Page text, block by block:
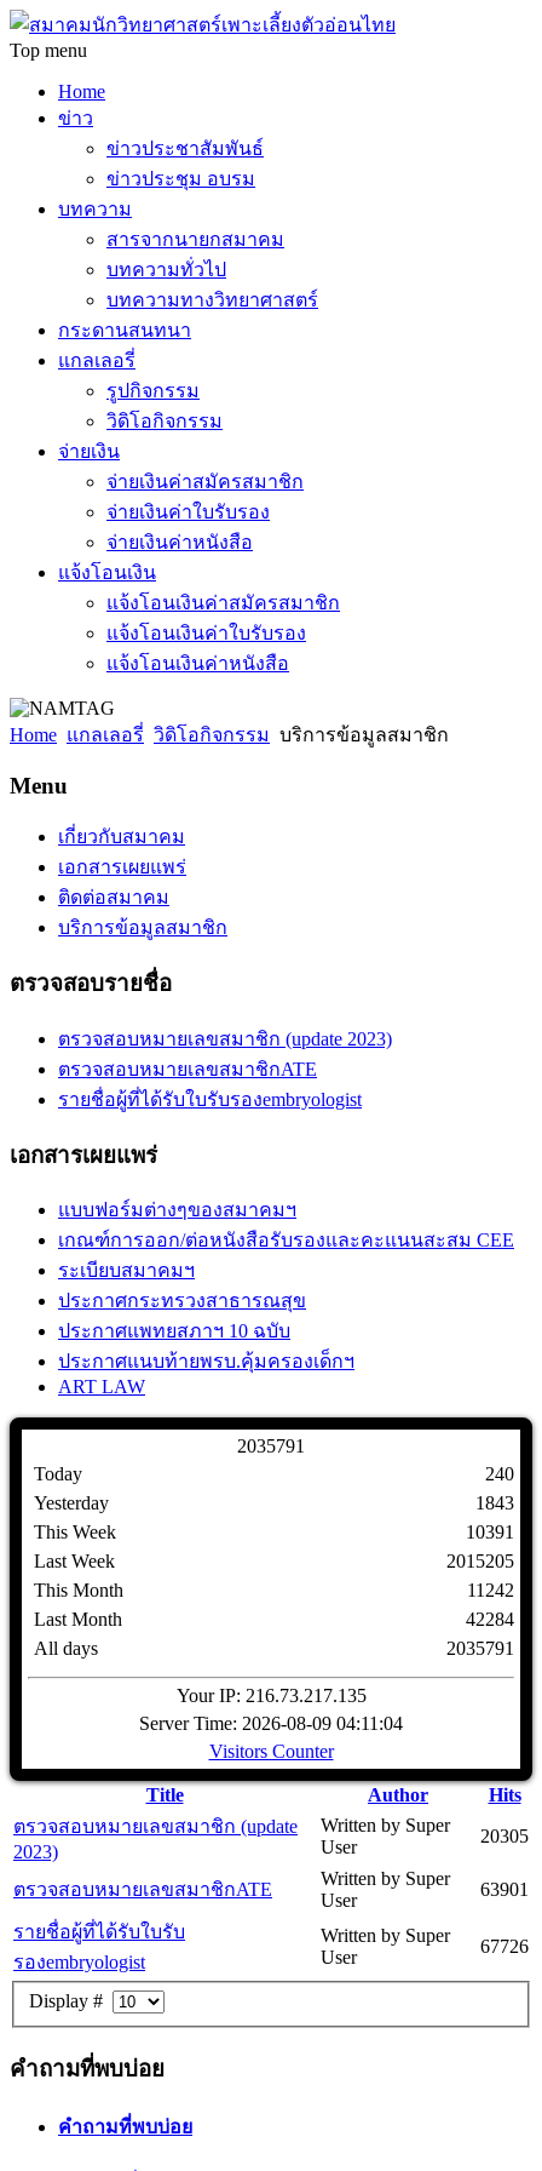
Top menu
Home
ข่าว
ข่าวประชาสัมพันธ์
ข่าวประชุม อบรม
บทความ
สารจากนายกสมาคม
บทความทั่วไป
บทความทางวิทยาศาสตร์
กระดานสนทนา
แกลเลอรี่
รูปกิจกรรม
วิดิโอกิจกรรม
จ่ายเงิน
จ่ายเงินค่าสมัครสมาชิก
จ่ายเงินค่าใบรับรอง
จ่ายเงินค่าหนังสือ
แจ้งโอนเงิน
แจ้งโอนเงินค่าสมัครสมาชิก
แจ้งโอนเงินค่าใบรับรอง
แจ้งโอนเงินค่าหนังสือ
Home แกลเลอรี่ วิดิโอกิจกรรม บริการข้อมูลสมาชิก
Menu
เกี่ยวกับสมาคม
เอกสารเผยแพร่
ติดต่อสมาคม
บริการข้อมูลสมาชิก
ตรวจสอบรายชื่อ
ตรวจสอบหมายเลขสมาชิก (update 2023)
ตรวจสอบหมายเลขสมาชิกATE
รายชื่อผู้ที่ได้รับใบรับรองembryologist
เอกสารเผยแพร่
แบบฟอร์มต่างๆของสมาคมฯ
เกณฑ์การออก/ต่อหนังสือรับรองและคะแนนสะสม CEE
ระเบียบสมาคมฯ
ประกาศกระทรวงสาธารณสุข
ประกาศแพทยสภาฯ 10 ฉบับ
ประกาศแนบท้ายพรบ.คุ้มครองเด็กฯ
ART LAW
2035791
Today
Yesterday
This Week
Last Week
This Month
Last Month
All days
240
1843
10391
2015205
11242
42284
2035791
Your IP: 216.73.217.135
Server Time: 2026-08-09 04:11:04
Visitors Counter
Title Author
Hits
ตรวจสอบหมายเลขสมาชิก (update
2023)
Written by Super
User
20305
ตรวจสอบหมายเลขสมาชิกATE
Written by Super
User
63901
รายชื่อผู้ที่ได้รับใบรับ
รองembryologist
Written by Super
User
67726
Display #
คำถามที่พบบ่อย
คำถามที่พบบ่อย